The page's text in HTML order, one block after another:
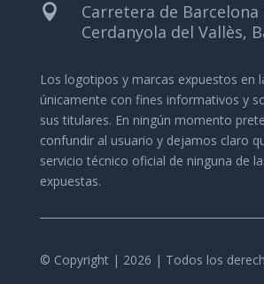

Carretera de Barcelona
Cerdanyola del Vallès,
Los logotipos y marcas expuestos en
únicamente con fines informativos y
sus titulares. En ningún momento
confundir al usuario y dejamos claro
servicio técnico oficial de ninguna de
expuestas.
© Copyright | 2026 | Todos los